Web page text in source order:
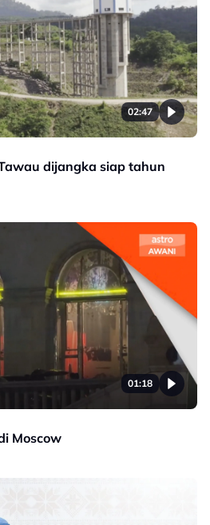
02:47
dijangka siap tahun
01:18
Moscow